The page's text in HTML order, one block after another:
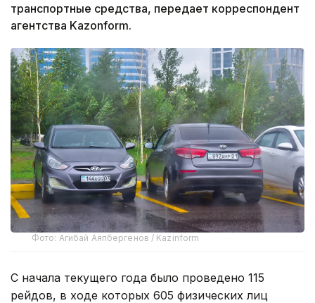
транспортные средства, передает корреспондент
агентства Kazonform.
Фото: Агибай Аяпбергенов / Kazinform
С начала текущего года было проведено 115
рейдов, в ходе которых 605 физических лиц